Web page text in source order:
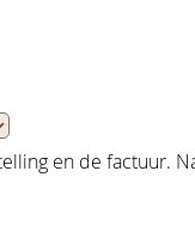
en de factuur.